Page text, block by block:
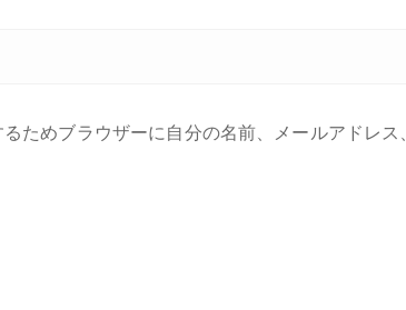
ためブラウザーに自分の名前、メールアドレス